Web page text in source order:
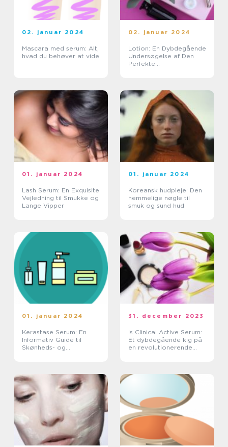
02. januar 2024
Mascara med serum: Alt,
hvad du behøver at vide
02. januar 2024
Lotion: En Dybdegående
Undersøgelse af Den
Perfekte
01. januar 2024
Lash Serum: En Exquisite
Vejledning til Smukke og
Lange Vipper
01. januar 2024
Koreansk hudpleje: Den
hemmelige nøgle til
smuk og sund hud
01. januar 2024
Kerastase Serum: En
Informativ Guide til
Skønheds- og
31. december 2023
Is Clinical Active Serum:
Et dybdegående kig på
en revolutionerende